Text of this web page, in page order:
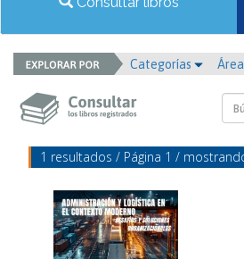
Categorías
1 resultados / Página 1 /